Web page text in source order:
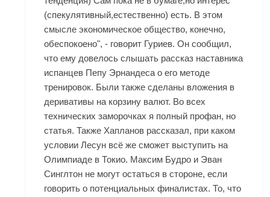
(спекулятивный,естественно) есть. В этом
смысле экономическое общество, конечно,
обеспокоено", - говорит Гуриев. Он сообщил,
что ему довелось слышать рассказ наставника
испанцев Пепу Эрнандеса о его методе
тренировок. Были также сделаны вложения в
деривативы на корзину валют. Во всех
технических заморочках я полный профан, но
статья. Также Хапланов рассказал, при каком
условии Лесун всё же сможет выступить на
Олимпиаде в Токио. Максим Будро и Эван
Синглтон не могут остаться в стороне, если
говорить о потенциальных финалистах. То, что